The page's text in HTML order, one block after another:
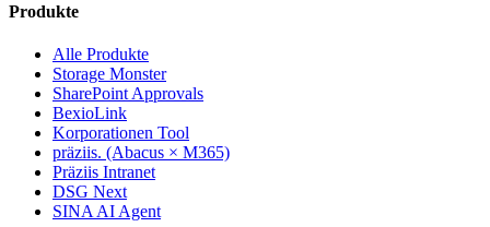
Produkte
Alle Produkte
Storage Monster
SharePoint Approvals
BexioLink
Korporationen Tool
präziis. (Abacus × M365)
Präziis Intranet
DSG Next
SINA AI Agent